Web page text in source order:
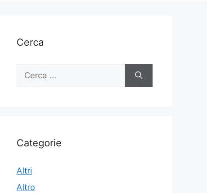
Cerca
Ricerca
Categorie
Altri
Altro